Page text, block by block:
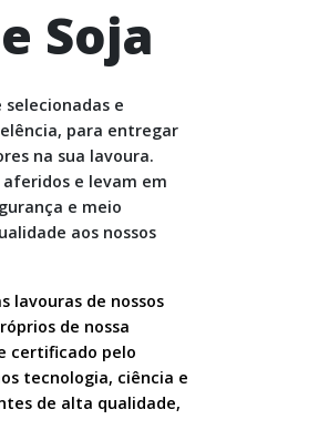
Soja
e
para entregar
na sua lavoura.
e levam em
e meio
aos nossos
lavouras de nossos
de nossa
certificado pelo
tecnologia, ciência e
de alta qualidade,